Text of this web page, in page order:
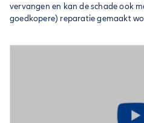
vervangen en kan de schade ook
goedkopere) reparatie gemaakt